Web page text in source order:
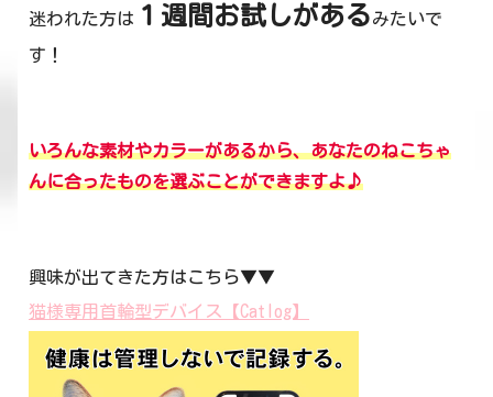
迷われた方は １週間お試しがあるみたいで
す！
いろんな素材やカラーがあるから、あなたのねこちゃ
んに合ったものを選ぶことができますよ♪
興味が出てきた方はこちら▼▼
猫様専用首輪型デバイス【Catlog】